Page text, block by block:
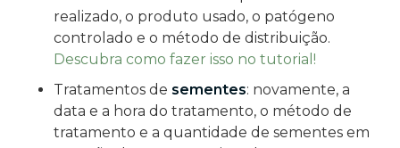
realizado, o produto usado, o patógeno
controlado e o método de distribuição.
Descubra como fazer isso no tutorial!
Tratamentos de sementes: novamente, a
data e a hora do tratamento, o método de
tratamento e a quantidade de sementes em